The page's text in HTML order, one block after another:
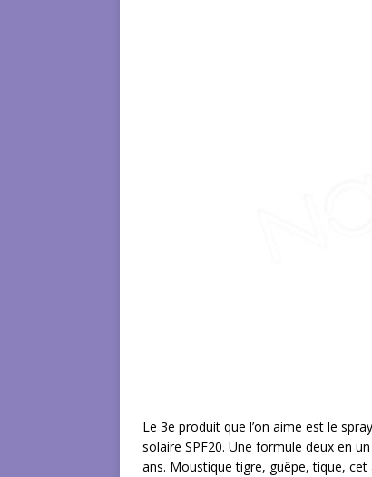
Le 3e produit que l’on aime est le
solaire SPF20. Une formule deux en
ans. Moustique tigre, guêpe, tique,